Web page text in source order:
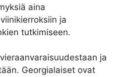
aina
ja
tutkimiseen.
ja
Georgialaiset ovat